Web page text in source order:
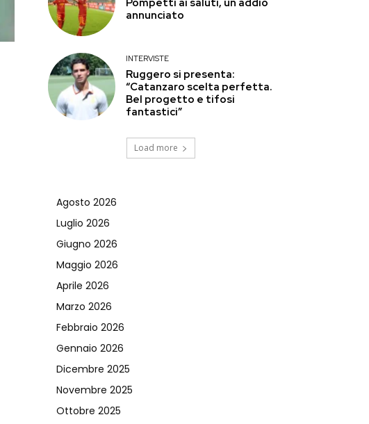
annunciato
INTERVISTE
Ruggero si presenta:
“Catanzaro scelta perfetta.
Bel progetto e tifosi
fantastici”
Load more
Agosto 2026
Luglio 2026
Giugno 2026
Maggio 2026
Aprile 2026
Marzo 2026
Febbraio 2026
Gennaio 2026
Dicembre 2025
Novembre 2025
Ottobre 2025